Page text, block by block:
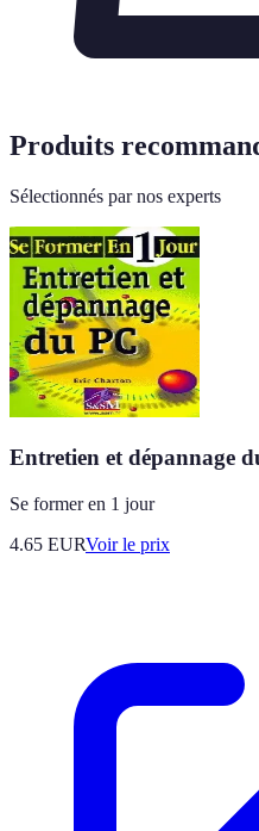
Produits
Sélectionnés par nos experts
Entretien et dépannage
Se former en 1 jour
4.65 EURVoir le prix